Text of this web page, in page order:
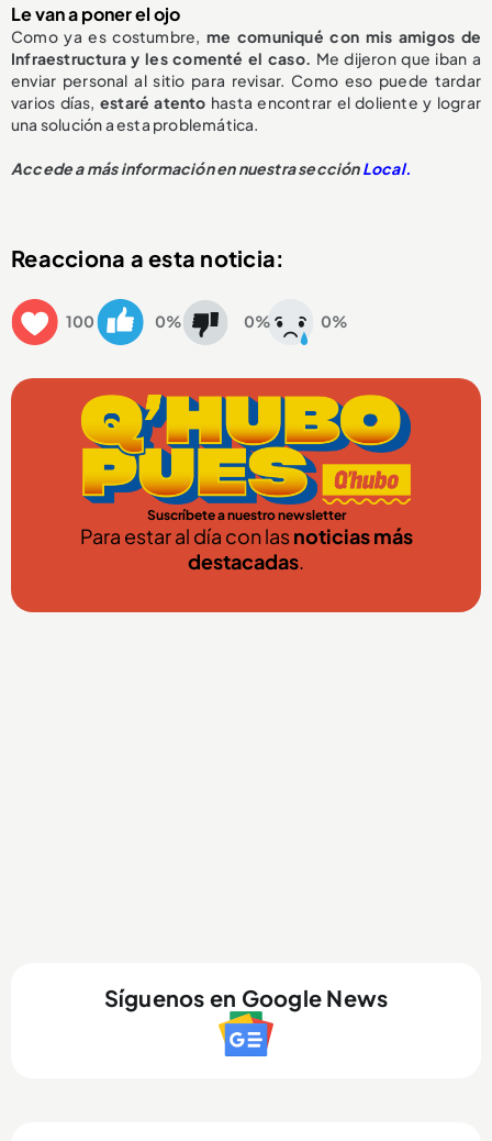
Le van a poner el ojo
Como ya es costumbre, me comuniqué con mis amigos de
Infraestructura y les comenté el caso. Me dijeron que iban a
enviar personal al sitio para revisar. Como eso puede tardar
varios días, estaré atento hasta encontrar el doliente y lograr
una solución a esta problemática.
Accede a más información en nuestra secciónLocal.
Reacciona a esta noticia:
100 0% 0% 0%
Suscríbete a nuestro newsletter
Para estar al día con lasnoticias más
destacadas.
Síguenos en Google News